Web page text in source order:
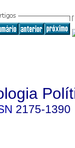
2175-1390